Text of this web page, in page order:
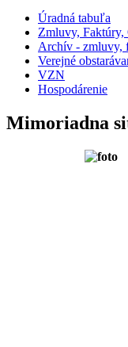
Úradná tabuľa
Zmluvy, Faktúry,
Archív - zmluvy,
Verejné
VZN
Hospodárenie
Mimoriadna